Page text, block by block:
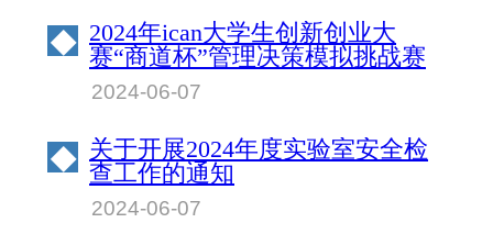
◆ 2024年ican大学生创新创业大
赛“商道杯”管理决策模拟挑战赛
北京物资学院校园赛成绩公示
2024-06-07
◆ 关于开展2024年度实验室安全检
查工作的通知
2024-06-07